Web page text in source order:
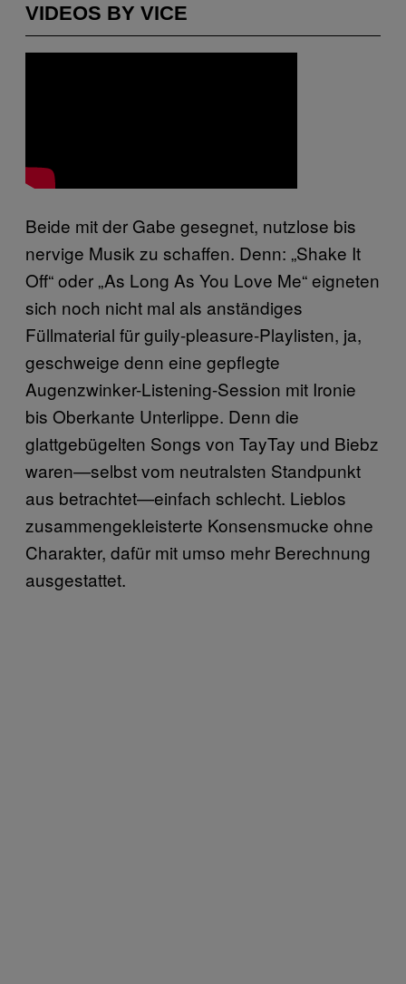
VIDEOS BY VICE
Beide mit der Gabe gesegnet, nutzlose bis
nervige Musik zu schaffen. Denn: „Shake It
Off“ oder „As Long As You Love Me“ eigneten
sich noch nicht mal als anständiges
Füllmaterial für guily-pleasure-Playlisten, ja,
geschweige denn eine gepflegte
Augenzwinker-Listening-Session mit Ironie
bis Oberkante Unterlippe. Denn die
glattgebügelten Songs von TayTay und Biebz
waren—selbst vom neutralsten Standpunkt
aus betrachtet—einfach schlecht. Lieblos
zusammengekleisterte Konsensmucke ohne
Charakter, dafür mit umso mehr Berechnung
ausgestattet.